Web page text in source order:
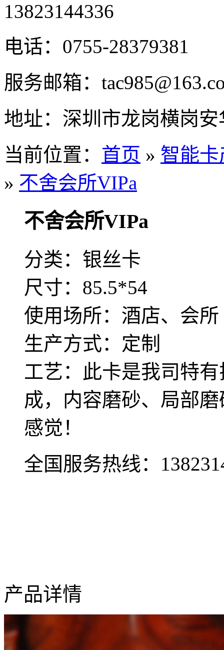
13823144336
电话： 0755-28379381
服务邮箱：
地址： 深圳市龙岗横岗安
当前位置： 首页 » 智能
» 不舍会所VIPa
不舍会所VIPa
分类：银丝卡
尺寸：85.5*54
使用场所：酒店、会所
生产方式：定制
工艺：此卡是我司特
成，内容磨砂、局部
感觉！
全国服务热线：
产品详情